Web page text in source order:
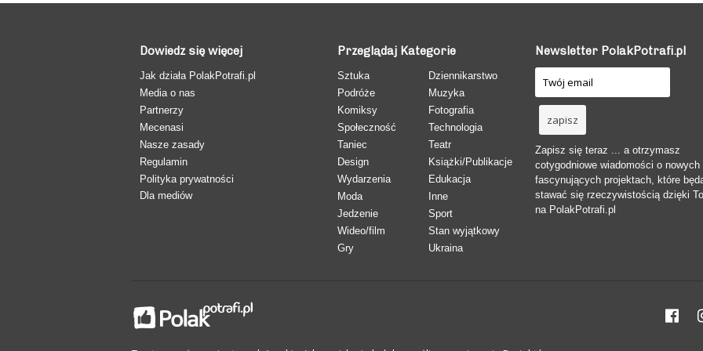
Dowiedz się więcej
Jak działa PolakPotrafi.pl
Media o nas
Partnerzy
Mecenasi
Nasze zasady
Regulamin
Polityka prywatności
Dla mediów
Przeglądaj Kategorie
Sztuka
Podróże
Komiksy
Społeczność
Taniec
Design
Wydarzenia
Moda
Jedzenie
Wideo/film
Gry
Dziennikarstwo
Muzyka
Fotografia
Technologia
Teatr
Książki/Publikacje
Edukacja
Inne
Sport
Stan wyjątkowy
Ukraina
Newsletter PolakPotrafi.pl
Zapisz się teraz ... a otrzymasz
cotygodniowe wiadomości o nowych
fascynujących projektach, które
stawać się rzeczywistością dzięki
na PolakPotrafi.pl